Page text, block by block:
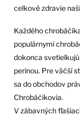
celkové zdravie
Každého
populárnymi
dokonca
perinou. Pre väčší
sa do obchodov
Chrobáčikovia.
V zábavných